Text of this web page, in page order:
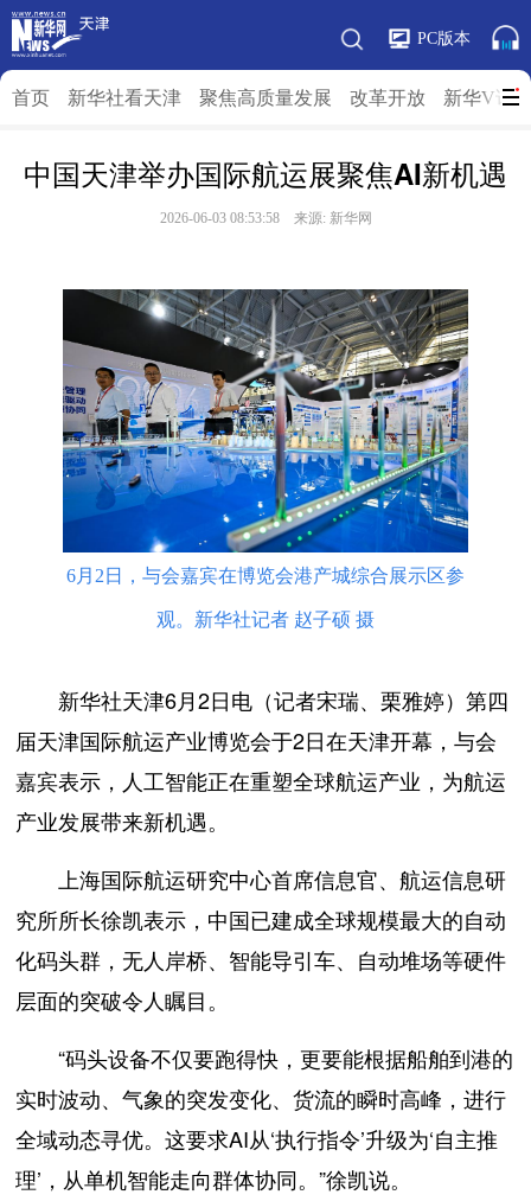
PC版本
首页 新华社看天津 聚焦高质量发展 改革开放 新华V访
中国天津举办国际航运展聚焦AI新机遇
2026-06-03 08:53:58 来源: 新华网
6月2日，与会嘉宾在博览会港产城综合展示区参
观。新华社记者 赵子硕 摄
新华社天津6月2日电（记者宋瑞、栗雅婷）第四
届天津国际航运产业博览会于2日在天津开幕，与会
嘉宾表示，人工智能正在重塑全球航运产业，为航运
产业发展带来新机遇。
上海国际航运研究中心首席信息官、航运信息研
究所所长徐凯表示，中国已建成全球规模最大的自动
化码头群，无人岸桥、智能导引车、自动堆场等硬件
层面的突破令人瞩目。
“码头设备不仅要跑得快，更要能根据船舶到港的
实时波动、气象的突发变化、货流的瞬时高峰，进行
全域动态寻优。这要求AI从‘执行指令’升级为‘自主推
理’，从单机智能走向群体协同。”徐凯说。